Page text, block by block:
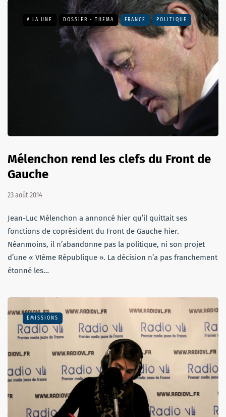
A LA UNE DOSSIER - THEMA FRANCE POLITIQUE
Mélenchon rend les clefs du Front de
Gauche
23 août 2014
Jean-Luc Mélenchon a annoncé hier qu’il quittait ses
fonctions de coprésident du Front de Gauche hier.
Néanmoins, il n’abandonne pas la politique, ni son projet
d’une « VIème République ». La décision n’a pas franchement
étonné les…
EMISSIONS